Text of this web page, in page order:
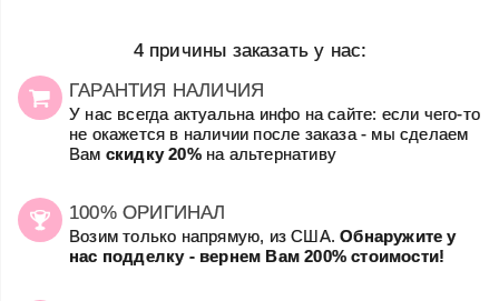
4 причины заказать у нас:
ГАРАНТИЯ НАЛИЧИЯ
У нас всегда актуальна инфо на сайте: если чего-то
не окажется в наличии после заказа - мы сделаем
Вам скидку 20%на альтернативу
100% ОРИГИНАЛ
Возим только напрямую, из США.Обнаружите у
нас подделку - вернем Вам 200% стоимости!